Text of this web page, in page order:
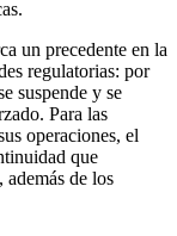
un precedente en la
regulatorias: por
suspende y se
Para las
operaciones, el
que
de los